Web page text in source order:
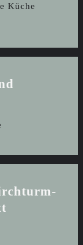
Küche